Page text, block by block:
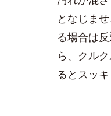
となじま
る場合は
ら、クル
るとスッ